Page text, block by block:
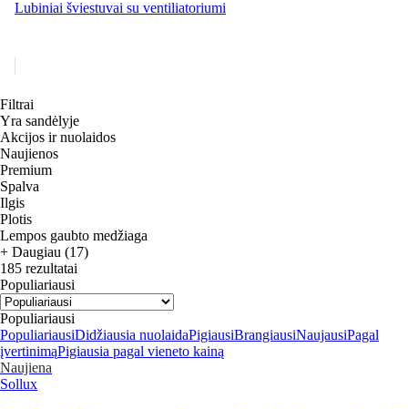
Lubiniai šviestuvai su ventiliatoriumi
Filtrai
Yra sandėlyje
Akcijos ir nuolaidos
Naujienos
Premium
Spalva
Ilgis
Plotis
Lempos gaubto medžiaga
+ Daugiau (17)
185 rezultatai
Populiariausi
Populiariausi
PopuliariausiDidžiausia nuolaidaPigiausiBrangiausiNaujausiPagal
įvertinimąPigiausia pagal vieneto kainą
Naujiena
Sollux